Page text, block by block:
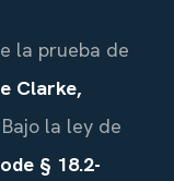
la prueba de
Clarke,
la ley de
§ 18.2-